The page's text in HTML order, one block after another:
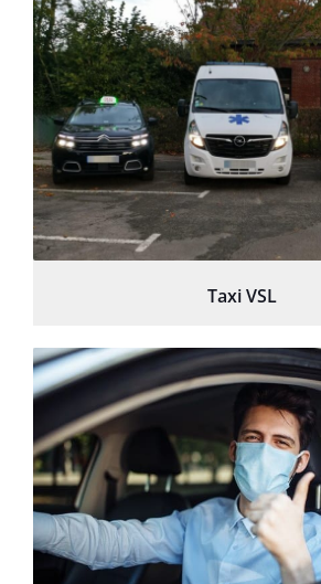
Taxi VSL